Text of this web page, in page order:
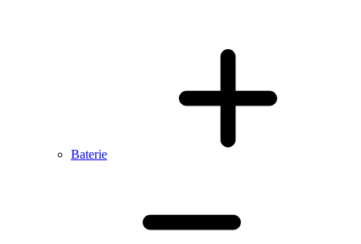
Baterie